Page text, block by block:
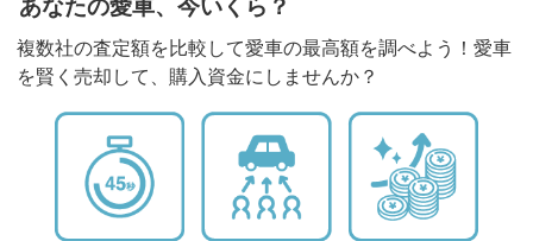
あなたの愛車、今いくら？
複数社の査定額を比較して愛車の最高額を調べよう！愛車
を賢く売却して、購入資金にしませんか？